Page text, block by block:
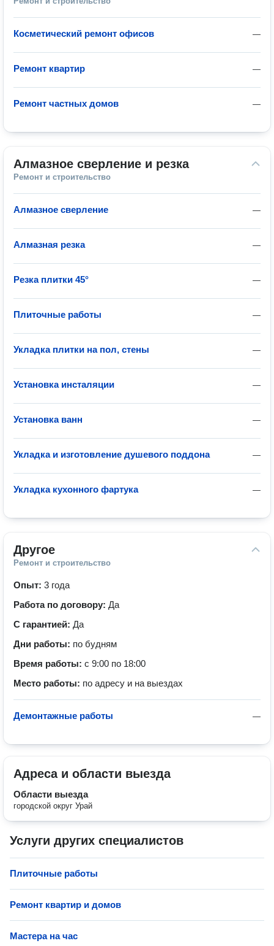
—
Косметический ремонт офисов
—
Ремонт квартир
—
Ремонт частных домов
Алмазное сверление и резка
Ремонт и строительство
—
Алмазное сверление
—
Алмазная резка
—
Резка плитки 45°
—
Плиточные работы
—
Укладка плитки на пол, стены
—
Установка инсталяции
—
Установка ванн
—
Укладка и изготовление душевого поддона
—
Укладка кухонного фартука
Другое
Ремонт и строительство
Опыт: 3 года
Работа по договору: Да
С гарантией: Да
Дни работы: по будням
Время работы: с 9:00 по 18:00
Место работы: по адресу и на выездах
—
Демонтажные работы
Адреса и области выезда
Области выезда
городской округ Урай
Услуги других специалистов
Плиточные работы
Ремонт квартир и домов
Мастера на час